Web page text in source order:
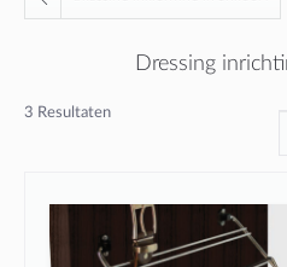
Dressing
3 Resultaten